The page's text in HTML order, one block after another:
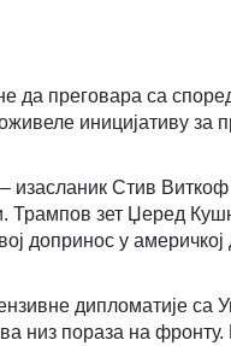
да преговара са
иницијативу за
изасланик Стив
зет Џеред
допринос у
дипломатије са
низ пораза на